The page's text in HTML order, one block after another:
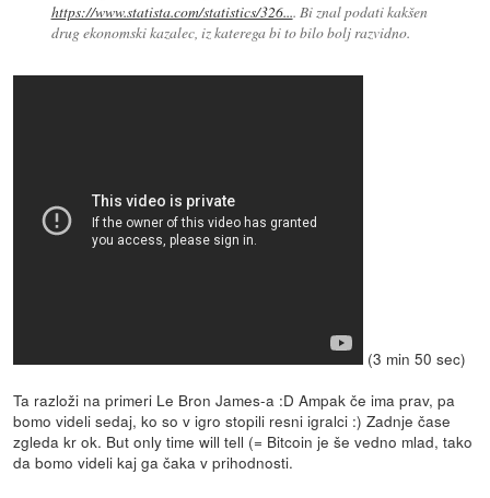
https://www.statista.com/statistics/326.... Bi znal podati kakšen
drug ekonomski kazalec, iz katerega bi to bilo bolj razvidno.
(3 min 50 sec)
Ta razloži na primeri Le Bron James-a :D Ampak če ima prav, pa
bomo videli sedaj, ko so v igro stopili resni igralci :) Zadnje čase
zgleda kr ok. But only time will tell (= Bitcoin je še vedno mlad, tako
da bomo videli kaj ga čaka v prihodnosti.